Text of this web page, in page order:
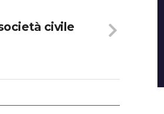
civile